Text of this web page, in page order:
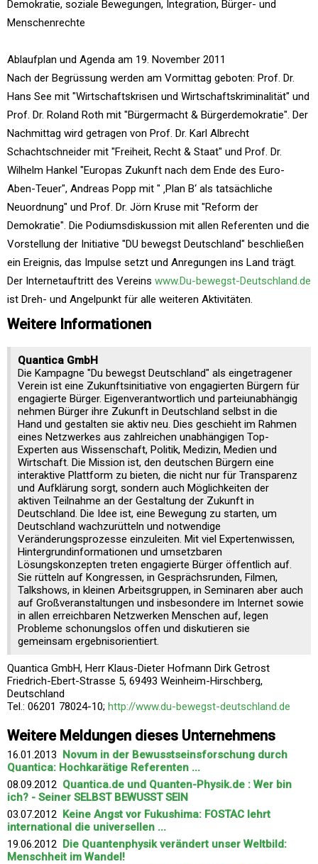
Demokratie, soziale Bewegungen, Integration, Bürger- und
Menschenrechte
Ablaufplan und Agenda am 19. November 2011
Nach der Begrüssung werden am Vormittag geboten: Prof. Dr.
Hans See mit "Wirtschaftskrisen und Wirtschaftskriminalität" und
Prof. Dr. Roland Roth mit "Bürgermacht & Bürgerdemokratie". Der
Nachmittag wird getragen von Prof. Dr. Karl Albrecht
Schachtschneider mit "Freiheit, Recht & Staat" und Prof. Dr.
Wilhelm Hankel "Europas Zukunft nach dem Ende des Euro-
Aben-Teuer", Andreas Popp mit " ‚Plan B‘ als tatsächliche
Neuordnung" und Prof. Dr. Jörn Kruse mit "Reform der
Demokratie". Die Podiumsdiskussion mit allen Referenten und die
Vorstellung der Initiative "DU bewegst Deutschland" beschließen
ein Ereignis, das Impulse setzt und Anregungen ins Land trägt.
Der Internetauftritt des Vereins www.Du-bewegst-Deutschland.de
ist Dreh- und Angelpunkt für alle weiteren Aktivitäten.
Weitere Informationen
Quantica GmbH
Die Kampagne "Du bewegst Deutschland" als eingetragener
Verein ist eine Zukunftsinitiative von engagierten Bürgern für
engagierte Bürger. Eigenverantwortlich und parteiunabhängig
nehmen Bürger ihre Zukunft in Deutschland selbst in die
Hand und gestalten sie aktiv neu. Dies geschieht im Rahmen
eines Netzwerkes aus zahlreichen unabhängigen Top-
Experten aus Wissenschaft, Politik, Medizin, Medien und
Wirtschaft. Die Mission ist, den deutschen Bürgern eine
interaktive Plattform zu bieten, die nicht nur für Transparenz
und Aufklärung sorgt, sondern auch Möglichkeiten der
aktiven Teilnahme an der Gestaltung der Zukunft in
Deutschland. Die Idee ist, eine Bewegung zu starten, um
Deutschland wachzurütteln und notwendige
Veränderungsprozesse einzuleiten. Mit viel Expertenwissen,
Hintergrundinformationen und umsetzbaren
Lösungskonzepten treten engagierte Bürger öffentlich auf.
Sie rütteln auf Kongressen, in Gesprächsrunden, Filmen,
Talkshows, in kleinen Arbeitsgruppen, in Seminaren aber auch
auf Großveranstaltungen und insbesondere im Internet sowie
in allen erreichbaren Netzwerken Menschen auf, legen
Probleme schonungslos offen und diskutieren sie
gemeinsam ergebnisorientiert.
Quantica GmbH, Herr Klaus-Dieter Hofmann Dirk Getrost
Friedrich-Ebert-Strasse 5, 69493 Weinheim-Hirschberg,
Deutschland
Tel.: 06201 78024-10; http://www.du-bewegst-deutschland.de
Weitere Meldungen dieses Unternehmens
16.01.2013 Novum in der Bewusstseinsforschung durch
Quantica: Hochkarätige Referenten ...
08.09.2012 Quantica.de und Quanten-Physik.de : Wer bin
ich? - Seiner SELBST BEWUSST SEIN
03.07.2012 Keine Angst vor Fukushima: FOSTAC lehrt
international die universellen ...
19.06.2012 Die Quantenphysik verändert unser Weltbild:
Menschheit im Wandel!